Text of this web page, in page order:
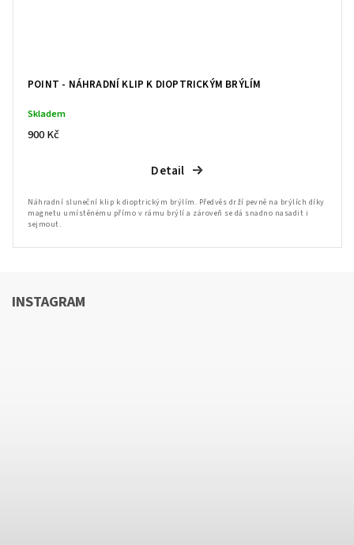
POINT - NÁHRADNÍ KLIP K DIOPTRICKÝM BRÝLÍM
Skladem
900 Kč
Detail
Náhradní sluneční klip k dioptrickým brýlím. Předvěs drží pevně na brýlích díky
magnetu umístěnému přímo v rámu brýlí a zároveň se dá snadno nasadit i
INSTAGRAM